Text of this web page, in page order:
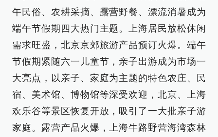
午民俗、农耕采摘、露营野餐、漂流消暑成为
端午节假期四大热门主题。上海居民放松休闲
需求旺盛，北京京郊旅游产品预订火爆。端午
节假期紧随六一儿童节，亲子出游成为市场一
大亮点，以亲子、家庭为主题的特色农庄、民
宿、美术馆、博物馆等深受欢迎，北京、上海
欢乐谷等景区恢复开放，吸引了一大批亲子游
家庭。露营产品火爆，上海牛路野营海湾森林